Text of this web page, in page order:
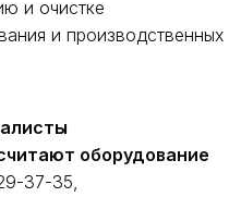
и очистке
и производственных
оборудование
37-35,